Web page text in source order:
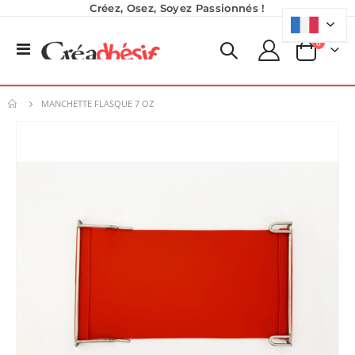
Créez, Osez, Soyez Passionnés !
Basculer
Panier
0produits
MANCHETTE FLASQUE 7 OZ